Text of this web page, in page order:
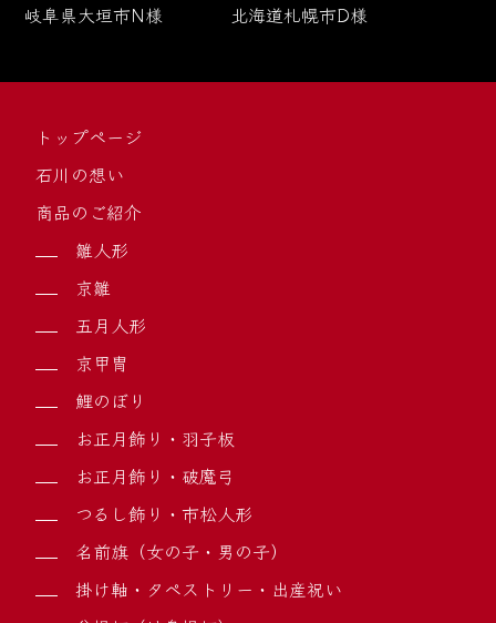
岐阜県大垣市N様 北海道札幌市D様
トップページ
石川の想い
商品のご紹介
雛人形
京雛
五月人形
京甲冑
鯉のぼり
お正月飾り・羽子板
お正月飾り・破魔弓
つるし飾り・市松人形
名前旗（女の子・男の子）
掛け軸・タペストリー・出産祝い